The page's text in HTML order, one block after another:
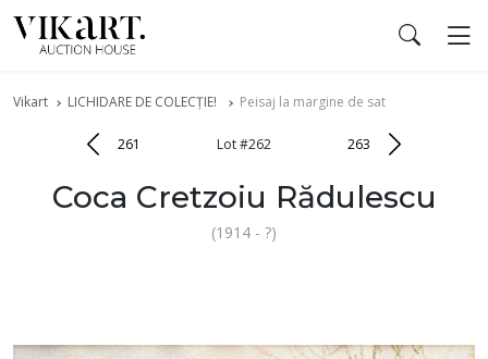
Vikart LICHIDARE DE COLECȚIE! Peisaj la margine de sat
261 Lot #262 263
Coca Cretzoiu Rădulescu
(1914 - ?)